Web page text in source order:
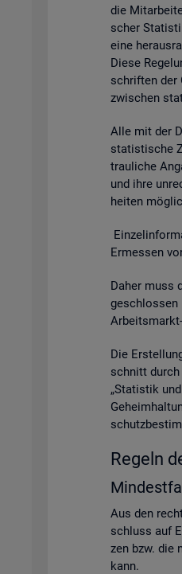
die
scher
eine
Diese
schrif­ten der
zwi­schen
Alle mit der
sta­tis­ti­sche
trau­li­che
und ihre
hei­ten
Er­mes­sen
Daher muss
ge­schlos­sen
Die
schnitt durch
„Sta­tis­tik
Re­geln
Aus den
schluss auf
zen bzw. die
kann.